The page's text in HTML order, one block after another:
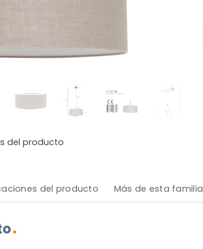
del producto
del producto Más de esta familia